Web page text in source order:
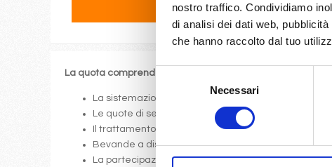
nostro traffico. Condividiamo
di analisi dei dati web,
che hanno raccolto dal tuo
Necessari
La quota comprende
La sistemazione nella cabina prescelta dotata di
Le quote di servizio (mance)
Il trattamento di pensione completa a bordo
Bevande a dispenser, serata di Gala con menù
La partecipazione a tutte le attività di animazione